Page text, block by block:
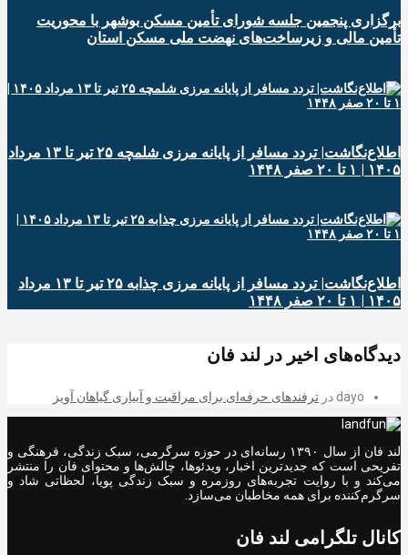
برگزاری پنجمین جلسه شورای تأمین مسکن بوشهر با محوریت
تأمین مالی و زیرساخت‌های نهضت ملی مسکن استان
اطلاع‌نگاشت| تردد مسافر از پایانه‌ مرزی شلمچه ۲۵ تیر تا ۱۳ مرداد
۱۴۰۵ | ۱ تا ۲۰ صفر ۱۴۴۸
اطلاع‌نگاشت| تردد مسافر از پایانه‌ مرزی چذابه ۲۵ تیر تا ۱۳ مرداد
۱۴۰۵ | ۱ تا ۲۰ صفر ۱۴۴۸
دیدگاه‌های اخیر در لند فان
dayo در ترفندهای حرفه‌ای برای مراقبت و آبیاری گیاهان آویز
لند فان از سال ۱۳۹۰ رسانه‌ای در حوزه سرگرمی، سبک زندگی، فرهنگی و
تفریحی است که جدیدترین اخبار، ویدئوها، چالش‌ها و محتوای فان را منتشر
می‌کند و با روایت تجربه‌های روزمره و سبک زندگی پویا، لحظاتی شاد و
سرگرم‌کننده برای همه مخاطبان می‌سازد.
کانال تلگرامی لند فان